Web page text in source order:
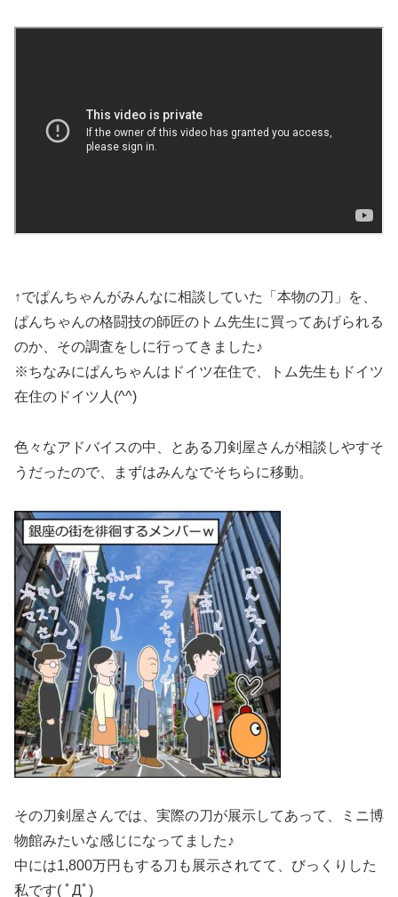
↑でぱんちゃんがみんなに相談していた「本物の刀」を、
ぱんちゃんの格闘技の師匠のトム先生に買ってあげられる
のか、その調査をしに行ってきました♪
※ちなみにぱんちゃんはドイツ在住で、トム先生もドイツ
在住のドイツ人(^^)
色々なアドバイスの中、とある刀剣屋さんが相談しやすそ
うだったので、まずはみんなでそちらに移動。
その刀剣屋さんでは、実際の刀が展示してあって、ミニ博
物館みたいな感じになってました♪
中には1,800万円もする刀も展示されてて、びっくりした
私です( ﾟДﾟ)